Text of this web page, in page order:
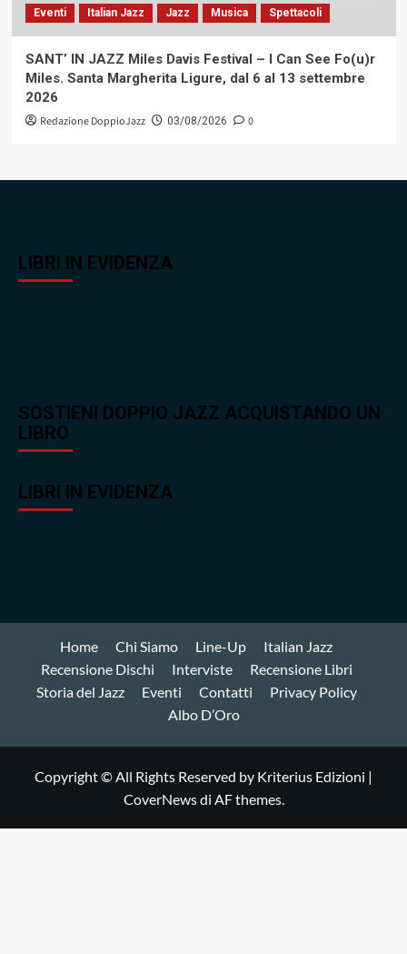
Eventi
Italian Jazz Jazz Musica Spettacoli
SANT’ IN JAZZ Miles Davis Festival – I Can See Fo(u)r
Miles. Santa Margherita Ligure, dal 6 al 13 settembre
2026
Redazione DoppioJazz 03/08/2026 0
LIBRI IN EVIDENZA
SOSTIENI DOPPIO JAZZ ACQUISTANDO UN
LIBRO
LIBRI IN EVIDENZA
Home Chi Siamo Line-Up
Italian Jazz
Recensione Dischi
Interviste
Recensione Libri
Storia del Jazz
Eventi Contatti
Privacy Policy
Albo D’Oro
Copyright © All Rights Reserved by Kriterius Edizioni |
CoverNewsdi AF themes.